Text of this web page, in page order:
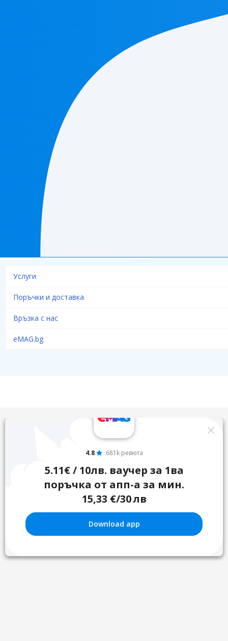
Услуги
Поръчки и доставка
Връзка с нас
eMAG.bg
4.8 681k ревюта
5.11€ / 10лв. ваучер за 1ва
поръчка от апп-а за мин.
15,33 €/30 лв
Download app